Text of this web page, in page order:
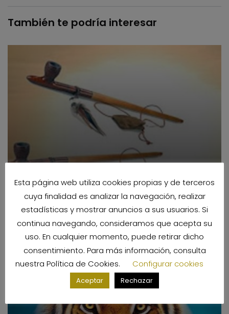
También te podría interesar
Leyendas de la India
Nubia Tours
Esta página web utiliza cookies propias y de terceros
cuya finalidad es analizar la navegación, realizar
estadísticas y mostrar anuncios a sus usuarios. Si
continua navegando, consideramos que acepta su
uso. En cualquier momento, puede retirar dicho
consentimiento. Para más información, consulta
nuestra Política de Cookies. Configurar cookies
Aceptar Rechazar